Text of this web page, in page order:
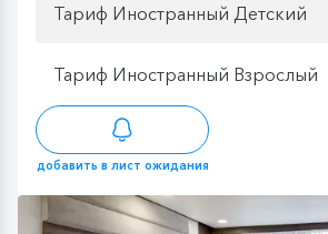
Тариф Иностранный Детский
Тариф Иностранный Взрослый
добавить в лист ожидания